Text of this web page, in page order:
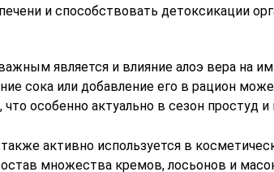
и способствовать детоксикации
является и влияние алоэ вера на
сока или добавление его в рацион
что особенно актуально в сезон простуд
активно используется в
множества кремов, лосьонов и